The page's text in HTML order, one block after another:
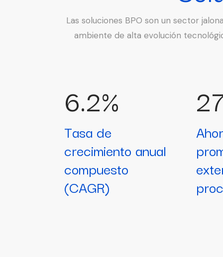
Las soluciones BPO son un sector
ambiente de alta evolución
6.2%
Tasa de
crecimiento anual
compuesto
(CAGR)